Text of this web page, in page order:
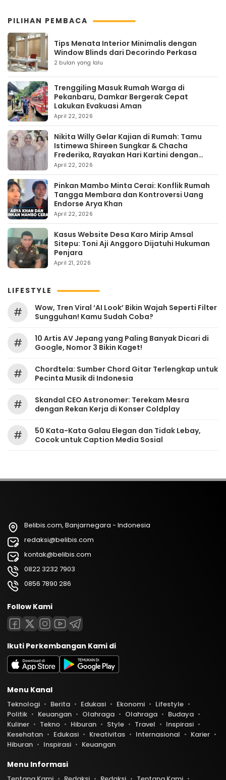
PILIHAN PEMBACA
Tips Menata Interior Minimalis dengan
Window Blinds dari Decorindo Perkasa
2 bulan yang lalu
Trenggiling Masuk Rumah Warga di
Pekanbaru, Damkar Bergerak Cepat
Lakukan Evakuasi Aman
April 22, 2026
Nikita Willy Gelar Kajian di Rumah: Tamu
Istimewa Shireen Sungkar & Chacha
Frederika, Rayakan Hari Kartini dengan
Kehangatan
April 22, 2026
Pinkan Mambo Minta Cerai: Konflik Rumah
Tangga Membara dan Kontroversi Uang
Endorse Arya Khan
April 22, 2026
Kasus Website Desa Karo Mirip Amsal
Sitepu: Toni Aji Anggoro Dijatuhi Hukuman
Penjara
April 21, 2026
LIFESTYLE
#
Wow, Tren Viral ‘AI Look’ Bikin Wajah Seperti Filter
Sungguhan! Kamu Sudah Coba?
#
10 Artis AV Jepang yang Paling Banyak Dicari di
Google, Nomor 3 Bikin Kaget!
#
Chordtela: Sumber Chord Gitar Terlengkap untuk
Pecinta Musik di Indonesia
#
Skandal CEO Astronomer: Terekam Mesra
dengan Rekan Kerja di Konser Coldplay
#
50 Kata-Kata Galau Elegan dan Tidak Lebay,
Cocok untuk Caption Media Sosial
Belibis.com, Banjarnegara - Indonesia
redaksi@belibis.com
kontak@belibis.com
0822 3232 7903
0856 7890 286
Follow Kami
Ikuti Perkembangan Kami di
Menu Kanal
Teknologi Berita Edukasi Ekonomi
Lifestyle
Politik
Keuangan Olahraga Olahraga
Budaya
Kuliner
Tekno Hiburan Style Travel
Inspirasi
Kesehatan
Edukasi Kreativitas Internasional
Karier
Hiburan
Inspirasi Keuangan
Menu Informasi